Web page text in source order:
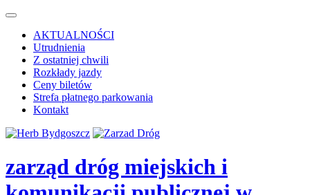
AKTUALNOŚCI
Utrudnienia
Z ostatniej chwili
Rozkłady jazdy
Ceny biletów
Strefa płatnego parkowania
Kontakt
zarząd dróg miejskich i